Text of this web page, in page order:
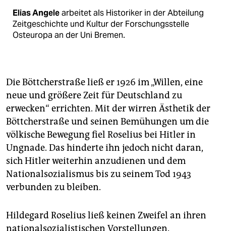
Elias Angelearbeitet als Historiker in der Abteilung
Zeitgeschichte und Kultur der Forschungsstelle
Osteuropa an der Uni Bremen.
Die Böttcherstraße ließ er 1926 im „Willen, eine
neue und größere Zeit für Deutschland zu
erwecken“ errichten. Mit der wirren Ästhetik der
Böttcherstraße und seinen Bemühungen um die
völkische Bewegung fiel Roselius bei Hitler in
Ungnade. Das hinderte ihn jedoch nicht daran,
sich Hitler weiterhin anzudienen und dem
Nationalsozialismus bis zu seinem Tod 1943
verbunden zu bleiben.
Hildegard Roselius ließ keinen Zweifel an ihren
nationalsozialistischen Vorstellungen.